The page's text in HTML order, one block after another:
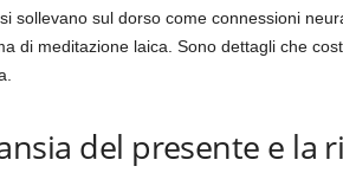
sollevano sul dorso come connessioni
di meditazione laica. Sono dettagli che
del presente e la